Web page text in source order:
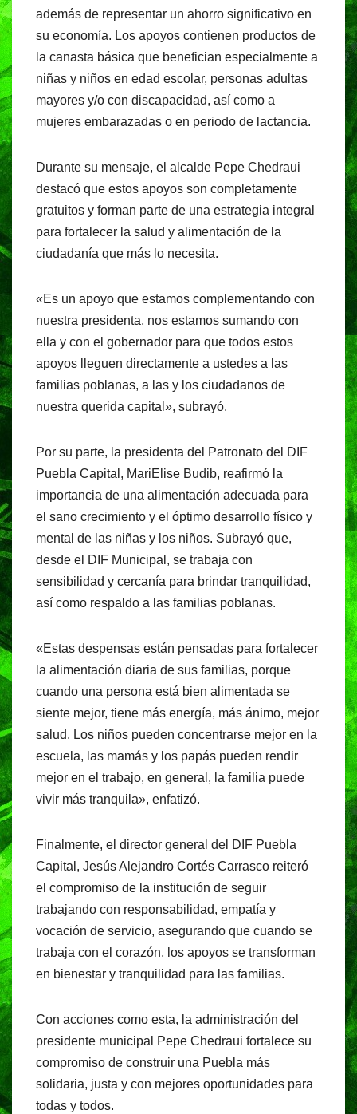
además de representar un ahorro significativo en
su economía. Los apoyos contienen productos de
la canasta básica que benefician especialmente a
niñas y niños en edad escolar, personas adultas
mayores y/o con discapacidad, así como a
mujeres embarazadas o en periodo de lactancia.
Durante su mensaje, el alcalde Pepe Chedraui
destacó que estos apoyos son completamente
gratuitos y forman parte de una estrategia integral
para fortalecer la salud y alimentación de la
ciudadanía que más lo necesita.
«Es un apoyo que estamos complementando con
nuestra presidenta, nos estamos sumando con
ella y con el gobernador para que todos estos
apoyos lleguen directamente a ustedes a las
familias poblanas, a las y los ciudadanos de
nuestra querida capital», subrayó.
Por su parte, la presidenta del Patronato del DIF
Puebla Capital, MariElise Budib, reafirmó la
importancia de una alimentación adecuada para
el sano crecimiento y el óptimo desarrollo físico y
mental de las niñas y los niños. Subrayó que,
desde el DIF Municipal, se trabaja con
sensibilidad y cercanía para brindar tranquilidad,
así como respaldo a las familias poblanas.
«Estas despensas están pensadas para fortalecer
la alimentación diaria de sus familias, porque
cuando una persona está bien alimentada se
siente mejor, tiene más energía, más ánimo, mejor
salud. Los niños pueden concentrarse mejor en la
escuela, las mamás y los papás pueden rendir
mejor en el trabajo, en general, la familia puede
vivir más tranquila», enfatizó.
Finalmente, el director general del DIF Puebla
Capital, Jesús Alejandro Cortés Carrasco reiteró
el compromiso de la institución de seguir
trabajando con responsabilidad, empatía y
vocación de servicio, asegurando que cuando se
trabaja con el corazón, los apoyos se transforman
en bienestar y tranquilidad para las familias.
Con acciones como esta, la administración del
presidente municipal Pepe Chedraui fortalece su
compromiso de construir una Puebla más
solidaria, justa y con mejores oportunidades para
todas y todos.